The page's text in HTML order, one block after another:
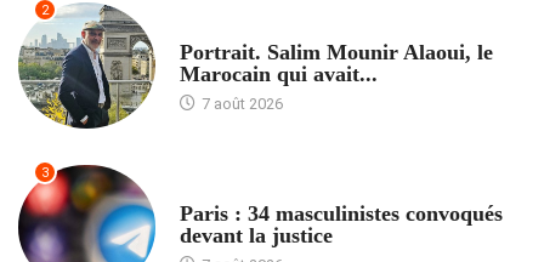
2
Portrait. Salim Mounir Alaoui, le
Marocain qui avait...
7 août 2026
3
Paris : 34 masculinistes convoqués
devant la justice